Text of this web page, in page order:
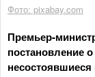
Фото: pixabay.com
Премьер-
постановление